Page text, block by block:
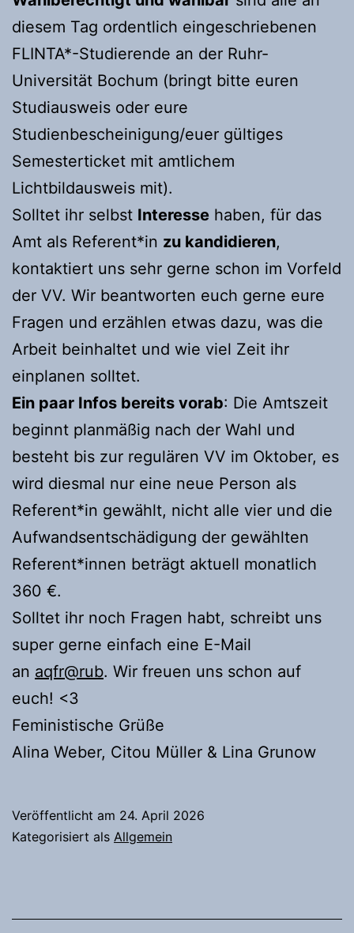
diesem Tag ordentlich eingeschriebenen
FLINTA*-Studierende an der Ruhr-
Universität Bochum (bringt bitte euren
Studiausweis oder eure
Studienbescheinigung/euer gültiges
Semesterticket mit amtlichem
Lichtbildausweis mit).
Solltet ihr selbst Interesse haben, für das
Amt als Referent*in zu kandidieren,
kontaktiert uns sehr gerne schon im Vorfeld
der VV. Wir beantworten euch gerne eure
Fragen und erzählen etwas dazu, was die
Arbeit beinhaltet und wie viel Zeit ihr
einplanen solltet.
Ein paar Infos bereits vorab: Die Amtszeit
beginnt planmäßig nach der Wahl und
besteht bis zur regulären VV im Oktober, es
wird diesmal nur eine neue Person als
Referent*in gewählt, nicht alle vier und die
Aufwandsentschädigung der gewählten
Referent*innen beträgt aktuell monatlich
360 €.
Solltet ihr noch Fragen habt, schreibt uns
super gerne einfach eine E-Mail
an aqfr@rub. Wir freuen uns schon auf
euch! <3
Feministische Grüße
Alina Weber, Citou Müller & Lina Grunow
Veröffentlicht am 24. April 2026
Kategorisiert als Allgemein